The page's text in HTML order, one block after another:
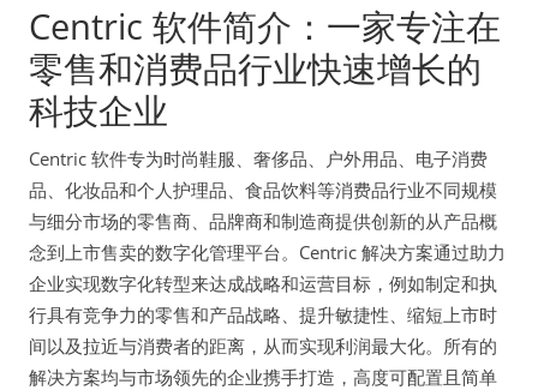
Centric 软件简介：一家专注在
零售和消费品行业快速增长的
科技企业
Centric 软件专为时尚鞋服、奢侈品、户外用品、电子消费
品、化妆品和个人护理品、食品饮料等消费品行业不同规模
与细分市场的零售商、品牌商和制造商提供创新的从产品概
念到上市售卖的数字化管理平台。Centric 解决方案通过助力
企业实现数字化转型来达成战略和运营目标，例如制定和执
行具有竞争力的零售和产品战略、提升敏捷性、缩短上市时
间以及拉近与消费者的距离，从而实现利润最大化。所有的
解决方案均与市场领先的企业携手打造，高度可配置且简单